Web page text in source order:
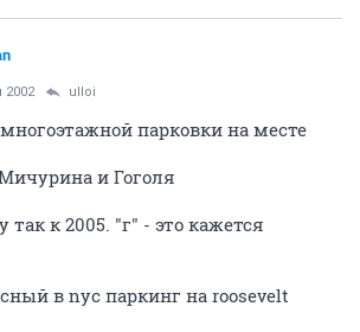
2002 ulloi
парковки на месте
и Гоголя
так к 2005. "г" - это кажется
в nyc паркинг на roosevelt